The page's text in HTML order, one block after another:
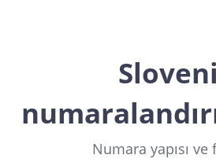
Numara yapısı ve